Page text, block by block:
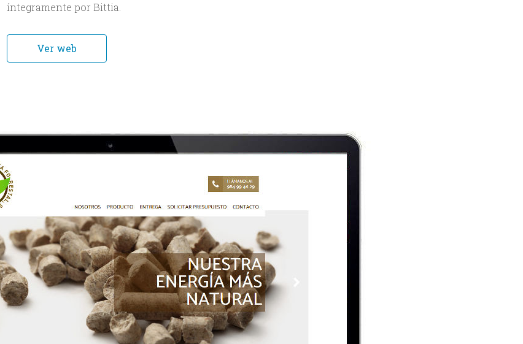
íntegramente por Bittia.
Ver web